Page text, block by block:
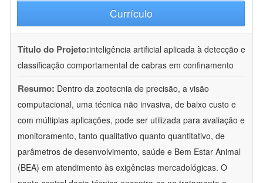
Currículo
Título do Projeto:inteligência artificial aplicada à detecção e
classificação comportamental de cabras em confinamento
Resumo: Dentro da zootecnia de precisão, a visão
computacional, uma técnica não invasiva, de baixo custo e
com múltiplas aplicações, pode ser utilizada para avaliação e
monitoramento, tanto qualitativo quanto quantitativo, de
parâmetros de desenvolvimento, saúde e Bem Estar Animal
(BEA) em atendimento às exigências mercadológicas. O